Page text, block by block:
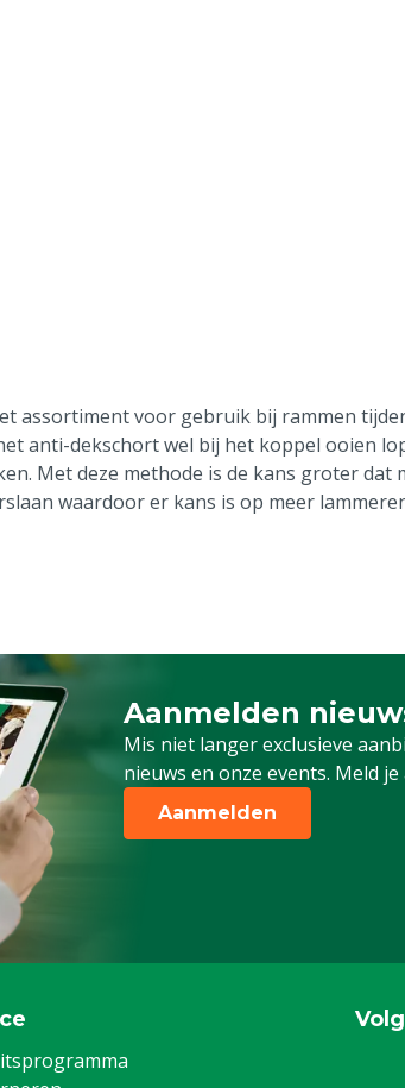
assortiment voor gebruik bij rammen
anti-dekschort wel bij het koppel ooien
Met deze methode is de kans groter dat
waardoor er kans is op meer
Aanmelden
Mis niet langer exclusieve
nieuws en onze events. Meld
Schrijf je in voor onze
Aanmelden